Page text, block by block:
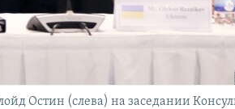
Остин (слева) на заседании